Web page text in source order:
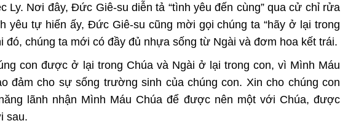
Ly. Nơi đây, Đức Giê-su diễn tả “tình yêu đến cùng” qua cử chỉ rửa
yêu tự hiến ấy, Đức Giê-su cũng mời gọi chúng ta “hãy ở lại trong
đó, chúng ta mới có đầy đủ nhựa sống từ Ngài và đơm hoa kết trái.
con được ở lại trong Chúa và Ngài ở lại trong con, vì Mình Máu
đảm cho sự sống trường sinh của chúng con. Xin cho chúng con
lãnh nhận Mình Máu Chúa để được nên một với Chúa, được
sau.